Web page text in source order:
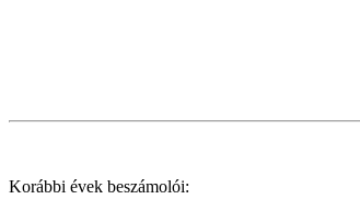
Korábbi évek beszámolói: